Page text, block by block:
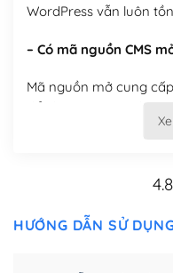
WordPress vẫn luôn
– Có mã nguồn CMS
Mã nguồn mở cung
đổi theme, tự cài
nó theo ý bạn mà
Việc của bạn là đăng
HƯỚNG DẪN SỬ